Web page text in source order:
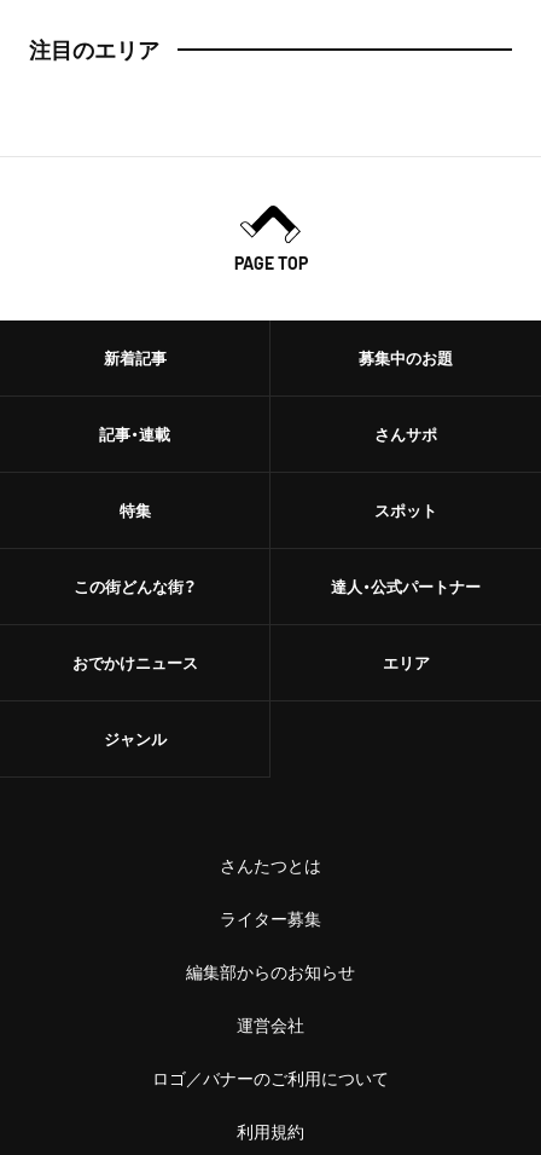
注目のエリア
PAGE TOP
新着記事
記事・連載
特集
この街どんな街？
おでかけニュース
募集中のお題
さんサポ
スポット
達人・公式パートナー
エリア
ジャンル
さんたつとは
ライター募集
編集部からのお知らせ
運営会社
ロゴ／バナーのご利用について
利用規約